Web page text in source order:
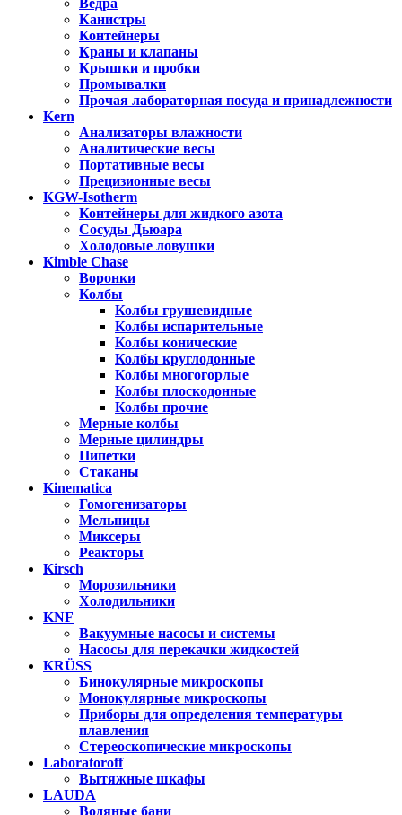
Ведра
Канистры
Контейнеры
Краны и клапаны
Крышки и пробки
Промывалки
Прочая лабораторная посуда и принадлежности
Kern
Анализаторы влажности
Аналитические весы
Портативные весы
Прецизионные весы
KGW-Isotherm
Контейнеры для жидкого азота
Сосуды Дьюара
Холодовые ловушки
Kimble Chase
Воронки
Колбы
Колбы грушевидные
Колбы испарительные
Колбы конические
Колбы круглодонные
Колбы многогорлые
Колбы плоскодонные
Колбы прочие
Мерные колбы
Мерные цилиндры
Пипетки
Стаканы
Kinematica
Гомогенизаторы
Мельницы
Миксеры
Реакторы
Kirsch
Морозильники
Холодильники
KNF
Вакуумные насосы и системы
Насосы для перекачки жидкостей
KRÜSS
Бинокулярные микроскопы
Монокулярные микроскопы
Приборы для определения температуры
плавления
Стереоскопические микроскопы
Laboratoroff
Вытяжные шкафы
LAUDA
Водяные бани